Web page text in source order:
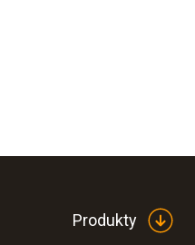
Produkty